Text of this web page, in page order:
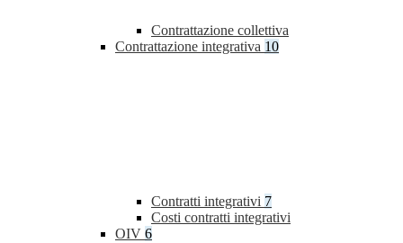
Contrattazione collettiva
Contrattazione integrativa 10
Contratti integrativi 7
Costi contratti integrativi
OIV 6